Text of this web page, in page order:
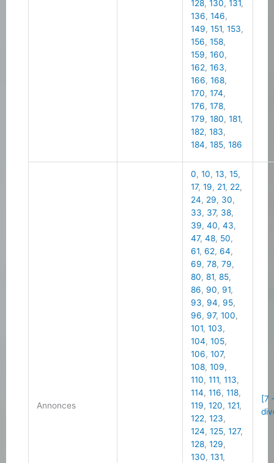
128,130,131,
136,146,
149,151,153,
156,158,
159,160,
162,163,
166,168,
170,174,
176,178,
179,180,181,
182,183,
184,185,186
Annonces
0,10,13,15,
17,19, 21, 22,
24, 29, 30,
33, 37, 38,
39,40,43,
47,48, 50,
61,62,64,
69,78,79,
80,81,85,
86, 90, 91,
93, 94, 95,
96, 97,100,
101,103,
104,105,
106,107,
108,109,
110,111,113,
114,116,118,
119,120,121,
122,123,
124,125,127,
128,129,
130,131,
[7